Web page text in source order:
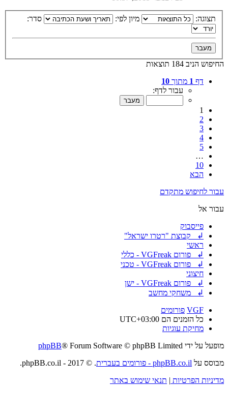
תצוגה: מיון לפי: סדר:
החיפוש הניב 184 תוצאות
דף 1 מתוך 10
עבור לדף:
1
2
3
4
5
…
10
הבא
עבור לחיפוש מתקדם
עבור אל
פייסבוק
↲ קבוצת "רטרו ישראל"
ראשי
↲ פורום VGFreak - כללי
↲ פורום VGFreak - טכני
חיצוני
↲ פורום VGFreak - ישן
↲ משחקי מחשב
VGF פורומים
כל הזמנים הם UTC+03:00
מחיקת עוגיות
מופעל על ידי
phpBB® Forum Software © phpBB Limited
מבוסס על phpBB.co.il - פורומים בעברית
. © 2017 - phpBB.co.il.
מדיניות הפרטיות | תנאי שימוש באתר